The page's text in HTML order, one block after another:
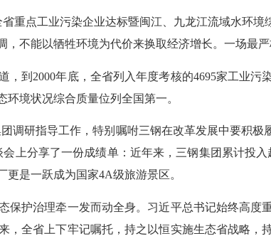
点工业污染企业达标暨闽江、九龙江流域水环境
不能以牺牲环境为代价来换取经济增长。一场最严
2000年底，全省列入年度考核的4695家工业污
境状况综合质量位列全国第一。
研指导工作，特别嘱咐三钢在改革发展中要积极
上分享了一份成绩单：近年来，三钢集团累计投
是一跃成为国家4A级旅游景区。
护治理牵一发而动全身。习近平总书记始终高度
全省上下牢记嘱托，持之以恒实施生态省战略，